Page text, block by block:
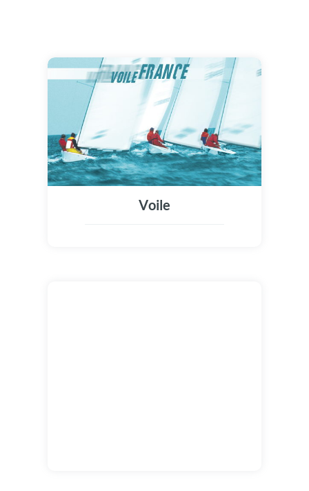
Voile